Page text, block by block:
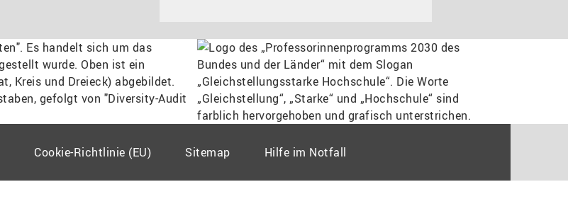
Cookie-Richtlinie (EU) Sitemap Hilfe im Notfall